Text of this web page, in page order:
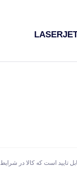
تایید است که کالا در شرایط